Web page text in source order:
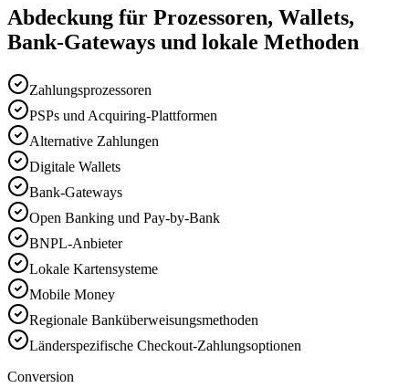
Abdeckung für Prozessoren, Wallets,
Bank-Gateways und lokale Methoden
Zahlungsprozessoren
PSPs und Acquiring-Plattformen
Alternative Zahlungen
Digitale Wallets
Bank-Gateways
Open Banking und Pay-by-Bank
BNPL-Anbieter
Lokale Kartensysteme
Mobile Money
Regionale Banküberweisungsmethoden
Länderspezifische Checkout-Zahlungsoptionen
Conversion